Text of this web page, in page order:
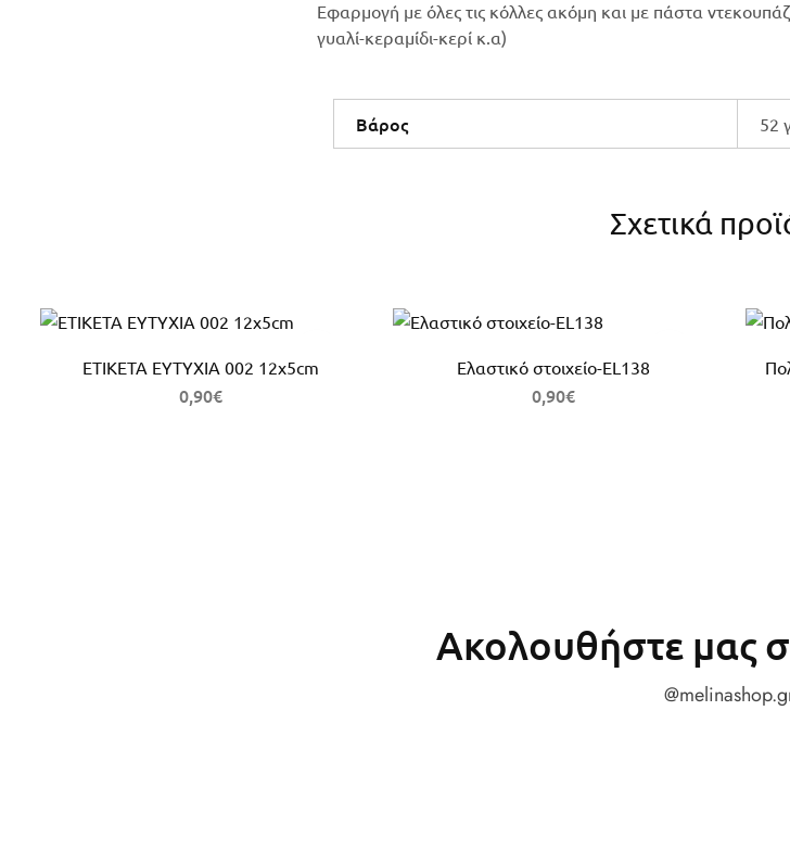
Εφαρμογή με όλες τις κόλλες ακόμη και με πάστα
γυαλί-κεραμίδι-κερί κ.α)
Βάρος 52
Σχετικά
ΕΤΙΚΕΤΑ ΕΥΤΥΧΙΑ 002 12x5cm
0,90€
Ελαστικό στοιχείο-EL138
0,90€
Ακολουθήστε μας